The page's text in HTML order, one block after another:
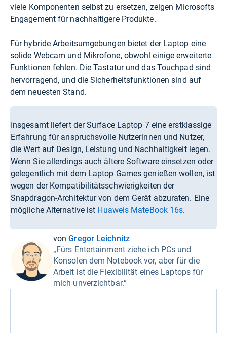
viele Komponenten selbst zu ersetzen, zeigen Microsofts
Engagement für nachhaltigere Produkte.
Für hybride Arbeitsumgebungen bietet der Laptop eine
solide Webcam und Mikrofone, obwohl einige erweiterte
Funktionen fehlen. Die Tastatur und das Touchpad sind
hervorragend, und die Sicherheitsfunktionen sind auf
dem neuesten Stand.
Insgesamt liefert der Surface Laptop 7 eine erstklassige
Erfahrung für anspruchsvolle Nutzerinnen und Nutzer,
die Wert auf Design, Leistung und Nachhaltigkeit legen.
Wenn Sie allerdings auch ältere Software einsetzen oder
gelegentlich mit dem Laptop Games genießen wollen, ist
wegen der Kompatibilitätsschwierigkeiten der
Snapdragon-Architektur von dem Gerät abzuraten. Eine
mögliche Alternative ist Huaweis MateBook 16s.
vonGregor Leichnitz
„Fürs Entertainment ziehe ich PCs und
Konsolen dem Notebook vor, aber für die
Arbeit ist die Flexibilität eines Laptops für
mich unverzichtbar.“